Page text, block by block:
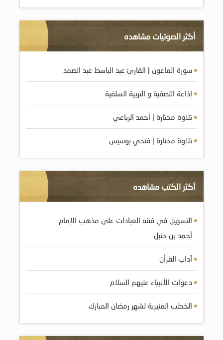
أكثر الصوتيات مشاهده
سورة الماعون | القارئ عبد الباسط عبد الصمد
إذاعة التصفية و التربية السلفية
تلاوة مختارة | أحمد الرباعي
تلاوة مختارة | فتحي بوسيس
أكثر الكتب مشاهده
التسهيل في فقه العبادات على مذهب الإمام
أحمد بن حنبل
آداب القرأن
دعوات الأنبياء عليهم السلام
الخطب المنبرية لشهر رمضان المبارك